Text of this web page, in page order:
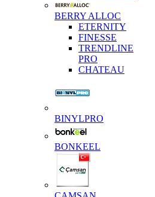
BERRY ALLOC
ETERNITY
FINESSE
TRENDLINE
PRO
CHATEAU
BINYLPRO
BONKEEL